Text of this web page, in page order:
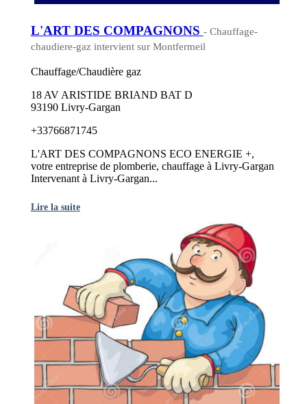
L'ART DES COMPAGNONS - Chauffage-
chaudiere-gaz intervient sur Montfermeil
Chauffage/Chaudière gaz
18 AV ARISTIDE BRIAND BAT D
93190 Livry-Gargan
+33766871745
L'ART DES COMPAGNONS ECO ENERGIE +,
votre entreprise de plomberie, chauffage à Livry-Gargan
Intervenant à Livry-Gargan...
Lire la suite